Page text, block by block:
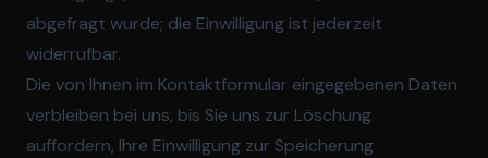
abgefragt wurde; die Einwilligung ist jederzeit
widerrufbar.
Die von Ihnen im Kontaktformular eingegebenen Daten
verbleiben bei uns, bis Sie uns zur Löschung
auffordern, Ihre Einwilligung zur Speicherung